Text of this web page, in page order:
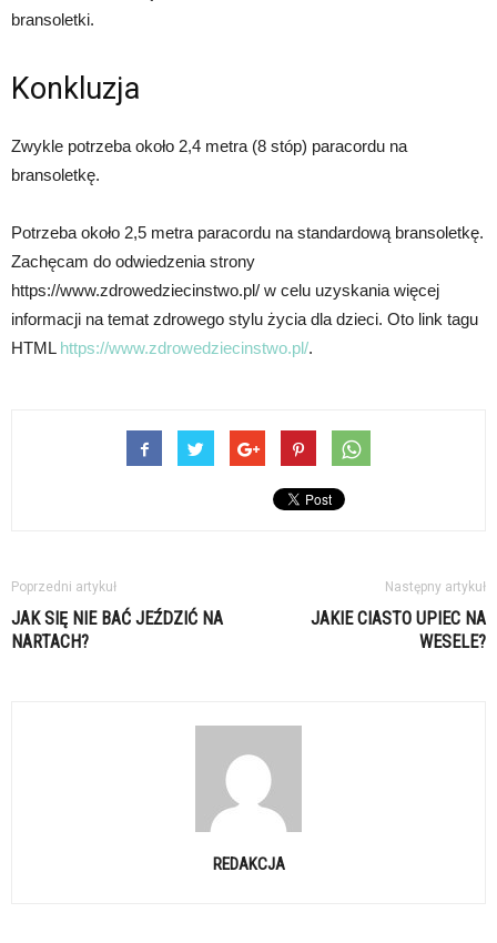
bransoletki.
Konkluzja
Zwykle potrzeba około 2,4 metra (8 stóp) paracordu na
bransoletkę.
Potrzeba około 2,5 metra paracordu na standardową bransoletkę.
Zachęcam do odwiedzenia strony
https://www.zdrowedziecinstwo.pl/ w celu uzyskania więcej
informacji na temat zdrowego stylu życia dla dzieci. Oto link tagu
HTML https://www.zdrowedziecinstwo.pl/.
Poprzedni artykuł
JAK SIĘ NIE BAĆ JEŹDZIĆ NA
NARTACH?
Następny artykuł
JAKIE CIASTO UPIEC NA
WESELE?
REDAKCJA